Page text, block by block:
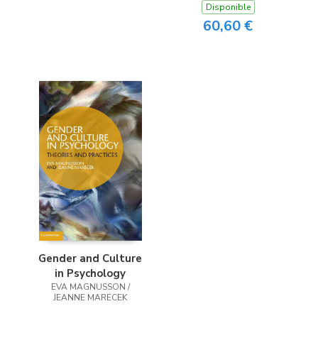
Disponible
60,60 €
Gender and Culture
in Psychology
EVA MAGNUSSON /
JEANNE MARECEK